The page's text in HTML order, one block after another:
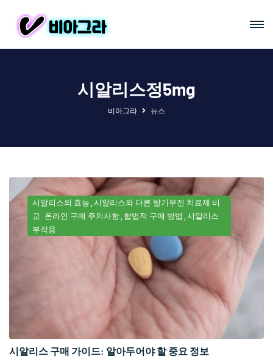
시알리스정5mg
비아그라 뉴스
시알리스의 효능 시알리스와 다른 발기부전 치료제 비
교 온라인 구매 주의사항 합법적 구매 방법 시알리스
부작용
시알리스 구매 가이드: 알아두어야 할 중요 정보